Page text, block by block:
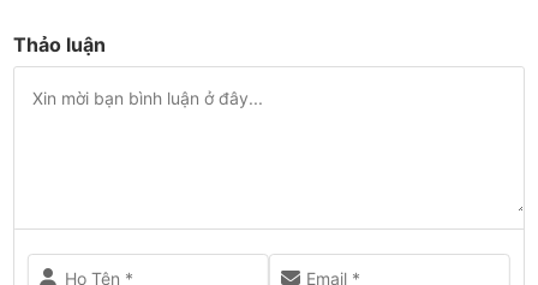
Thảo luận